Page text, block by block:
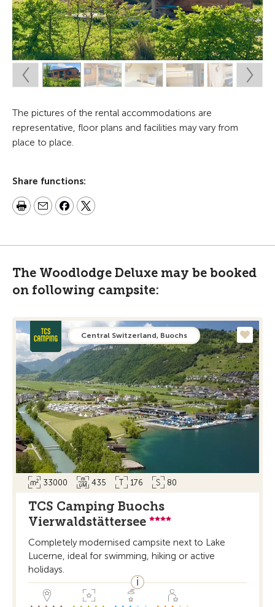
The pictures of the rental accommodations are
representative, floor plans and facilities may vary from
place to place.
Share functions:
The Woodlodge Deluxe may be booked
on following campsite:
Central Switzerland, Buochs
33000 435 176 80
TCS Camping Buochs
Vierwaldstättersee
Completely modernised campsite next to Lake
Lucerne, ideal for swimming, hiking or active
holidays.